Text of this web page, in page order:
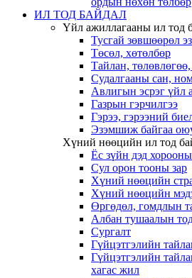
ИЛ ТОД БАЙДАЛ
Үйл ажиллагааны ил тод
Тусгай зөвшөөрөл
Төсөл, хөтөлбөр
Тайлан,
Судалгааны сан,
Авлигын эсрэг үйл
Газрын гэрчилгээ
Гэрээ, гэрээний
Эзэмшиж байгаа
Хүний нөөцийн ил тод
Ёс зүйн дэд
Сул орон тооны зар
Хүний нөөцийн
Хүний нөөцийн
Өргөдөл, гомдлын
Албан тушаалын
Сургалт
Гүйцэтгэлийн
Гүйцэтгэлийн
хагас жил